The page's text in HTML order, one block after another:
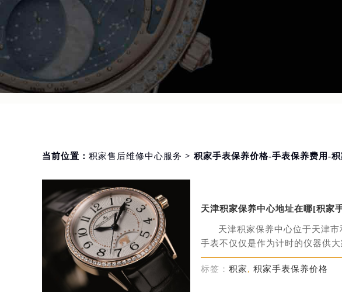
当前位置： 积家售后维修中心服务 > 积家手表保养价格-手表保养费用-
天津积家保养中心地址在哪[积家
天津积家保养中心位于天津
手表不仅仅是作为计时的仪器供
标签： 积家, 积家手表保养价格